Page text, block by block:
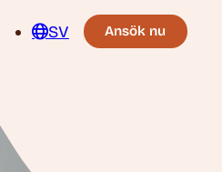
SV Ansök nu